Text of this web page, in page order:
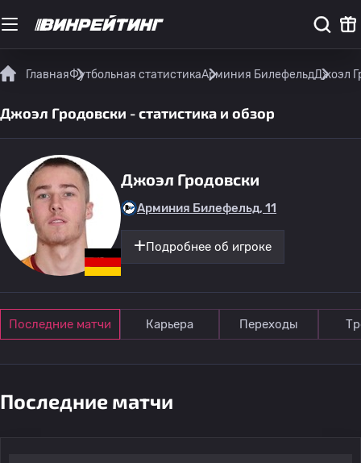
ГлавнаяФутбольная статистикаАрминия БилефельдДжоэл
Джоэл Гродовски - статистика и обзор
Джоэл Гродовски
Арминия Билефельд, 11
Подробнее об игроке
Последние матчи Карьера Переходы
Последние матчи